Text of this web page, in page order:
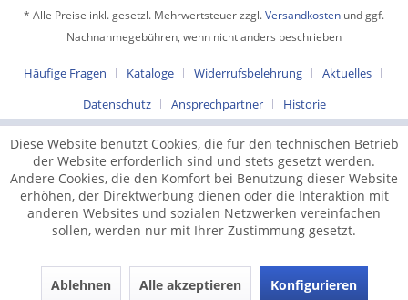
* Alle Preise inkl. gesetzl. Mehrwertsteuer zzgl.Versandkosten und ggf.
Nachnahmegebühren, wenn nicht anders beschrieben
Häufige Fragen Kataloge Widerrufsbelehrung
Aktuelles
Datenschutz
Ansprechpartner Historie
Diese Website benutzt Cookies, die für den technischen Betrieb
der Website erforderlich sind und stets gesetzt werden.
Andere Cookies, die den Komfort bei Benutzung dieser Website
erhöhen, der Direktwerbung dienen oder die Interaktion mit
anderen Websites und sozialen Netzwerken vereinfachen
sollen, werden nur mit Ihrer Zustimmung gesetzt.
Ablehnen Alle akzeptieren Konfigurieren